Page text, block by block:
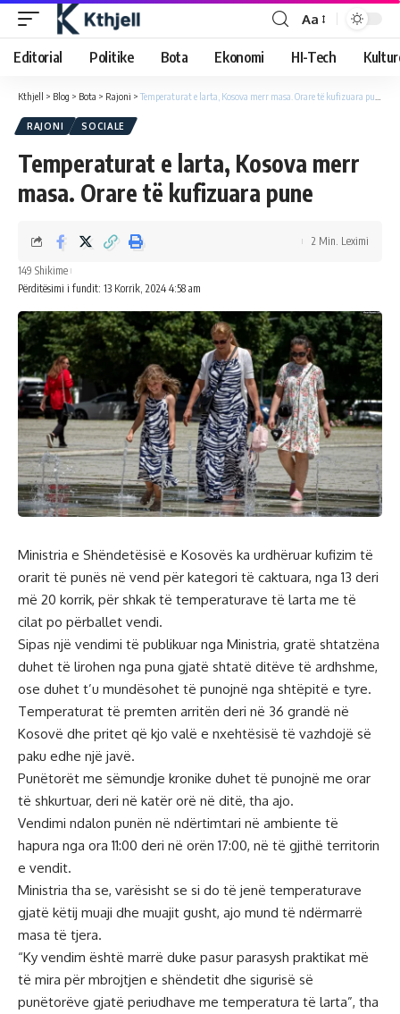
Aa
Editorial Politike Bota Ekonomi HI-Tech
Kthjell > Blog > Bota > Rajoni > Temperaturat e larta, Kosova merr masa. Orare të kufizuara pune
RAJONI SOCIALE
Temperaturat e larta, Kosova merr
masa. Orare të kufizuara pune
Përditësimi i fundit: 13 Korrik, 2024 4:58 am
149 Shikime
2 Min. Leximi
Ministria e Shëndetësisë e Kosovës ka urdhëruar kufizim të
orarit të punës në vend për kategori të caktuara, nga 13 deri
më 20 korrik, për shkak të temperaturave të larta me të
cilat po përballet vendi.
Sipas një vendimi të publikuar nga Ministria, gratë shtatzëna
duhet të lirohen nga puna gjatë shtatë ditëve të ardhshme,
ose duhet t’u mundësohet të punojnë nga shtëpitë e tyre.
Temperaturat të premten arritën deri në 36 grandë në
Kosovë dhe pritet që kjo valë e nxehtësisë të vazhdojë së
paku edhe një javë.
Punëtorët me sëmundje kronike duhet të punojnë me orar
të shkurtuar, deri në katër orë në ditë, tha ajo.
Vendimi ndalon punën në ndërtimtari në ambiente të
hapura nga ora 11:00 deri në orën 17:00, në të gjithë territorin
e vendit.
Ministria tha se, varësisht se si do të jenë temperaturave
gjatë këtij muaji dhe muajit gusht, ajo mund të ndërmarrë
masa të tjera.
“Ky vendim është marrë duke pasur parasysh praktikat më
të mira për mbrojtjen e shëndetit dhe sigurisë së
punëtorëve gjatë periudhave me temperatura të larta”, tha